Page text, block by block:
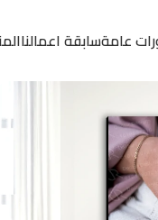
عامةسابقة اعمالنا